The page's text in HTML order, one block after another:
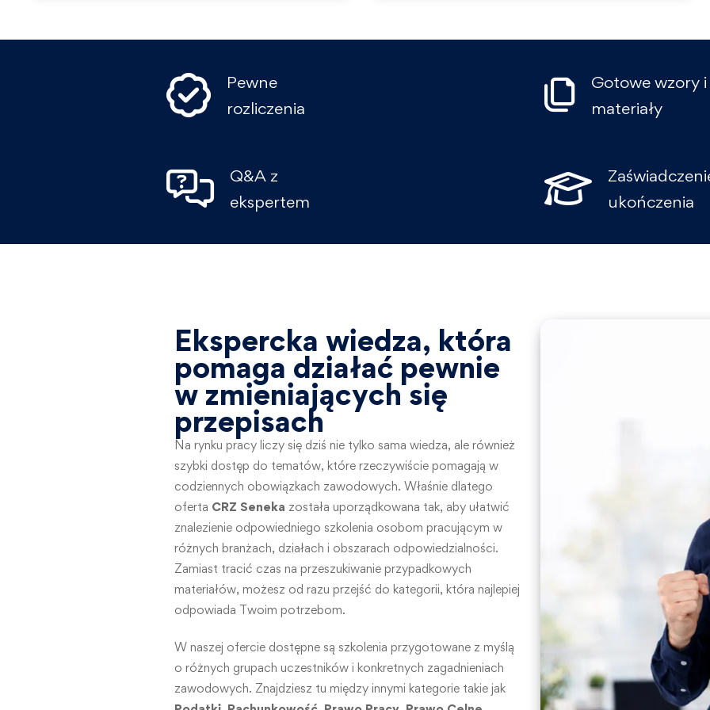
Pewne
rozliczenia
Gotowe wzory i
materiały
Q&A z
ekspertem
ukończenia
Ekspercka wiedza, która
pomaga działać pewnie
w zmieniających się
przepisach
Na rynku pracy liczy się dziś nie tylko sama wiedza, ale również
szybki dostęp do tematów, które rzeczywiście pomagają w
codziennych obowiązkach zawodowych. Właśnie dlatego
oferta CRZ Seneka została uporządkowana tak, aby ułatwić
znalezienie odpowiedniego szkolenia osobom pracującym w
różnych branżach, działach i obszarach odpowiedzialności.
Zamiast tracić czas na przeszukiwanie przypadkowych
materiałów, możesz od razu przejść do kategorii, która najlepiej
odpowiada Twoim potrzebom.
W naszej ofercie dostępne są szkolenia przygotowane z myślą
o różnych grupach uczestników i konkretnych zagadnieniach
zawodowych. Znajdziesz tu między innymi kategorie takie jak